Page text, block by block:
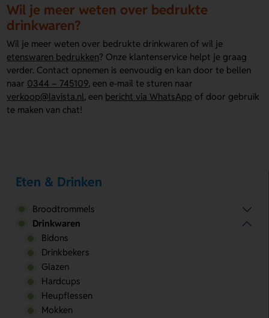
Wil je meer weten over bedrukte
drinkwaren?
Wil je meer weten over bedrukte drinkwaren of wil je
etenswaren bedrukken? Onze klantenservice helpt je graag
verder. Contact opnemen is eenvoudig en kan door te bellen
naar 0344 – 745109, een e-mail te sturen naar
verkoop@lavista.nl, een bericht via WhatsApp of door gebruik
te maken van chat!
Eten & Drinken
Broodtrommels
Drinkwaren
Bidons
Drinkbekers
Glazen
Hardcups
Heupflessen
Mokken